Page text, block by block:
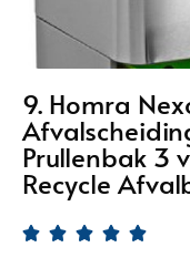
9. Homra
Prullenbak 3
Recycle
    